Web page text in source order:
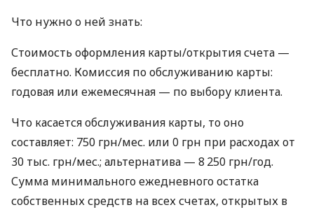
Что нужно о ней знать:
Стоимость оформления карты/открытия счета —
бесплатно. Комиссия по обслуживанию карты:
годовая или ежемесячная — по выбору клиента.
Что касается обслуживания карты, то оно
составляет: 750 грн/мес. или 0 грн при расходах от
30 тыс. грн/мес.; альтернатива — 8 250 грн/год.
Сумма минимального ежедневного остатка
собственных средств на всех счетах, открытых в